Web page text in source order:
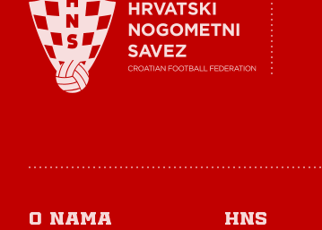
O nama HNS